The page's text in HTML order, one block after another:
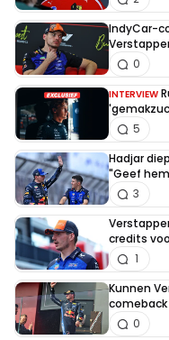
IndyCar-
0
INTERVIEW
5
Hadjar
"Geef
3
credits
1
Kunnen
0